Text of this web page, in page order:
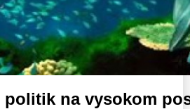
politik na vysokom